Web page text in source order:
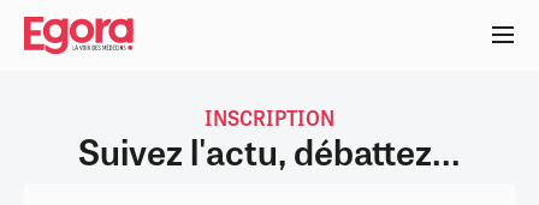
Aller
contenu
INSCRIPTION
Suivez l'actu, débattez...